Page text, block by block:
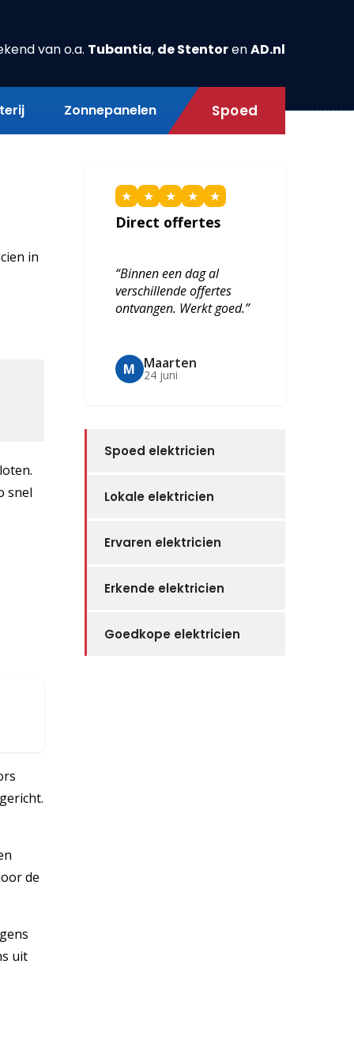
van o.a. Tubantia, de StentorenAD.nl
Zonnepanelen Spoed
in
snel
de
uit
★ ★ ★ ★ ★
Direct offertes
“Binnen een dag al
verschillende offertes
ontvangen. Werkt goed.”
M Maarten
24 juni
Spoed elektricien
Lokale elektricien
Ervaren elektricien
Erkende elektricien
Goedkope elektricien